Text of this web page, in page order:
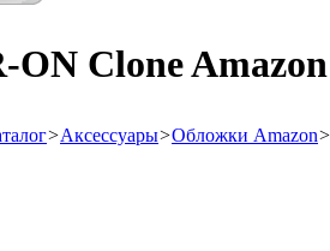
ON Clone
>Аксессуары>Обложки Amazon>